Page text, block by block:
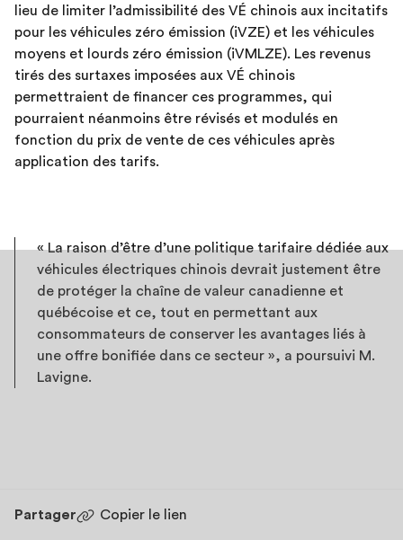
lieu de limiter l’admissibilité des VÉ chinois aux incitatifs
pour les véhicules zéro émission (iVZE) et les véhicules
moyens et lourds zéro émission (iVMLZE). Les revenus
tirés des surtaxes imposées aux VÉ chinois
permettraient de financer ces programmes, qui
pourraient néanmoins être révisés et modulés en
fonction du prix de vente de ces véhicules après
application des tarifs.
« La raison d’être d’une politique tarifaire dédiée aux
véhicules électriques chinois devrait justement être
de protéger la chaîne de valeur canadienne et
québécoise et ce, tout en permettant aux
consommateurs de conserver les avantages liés à
une offre bonifiée dans ce secteur », a poursuivi M.
Lavigne.
Partager Copier le lien